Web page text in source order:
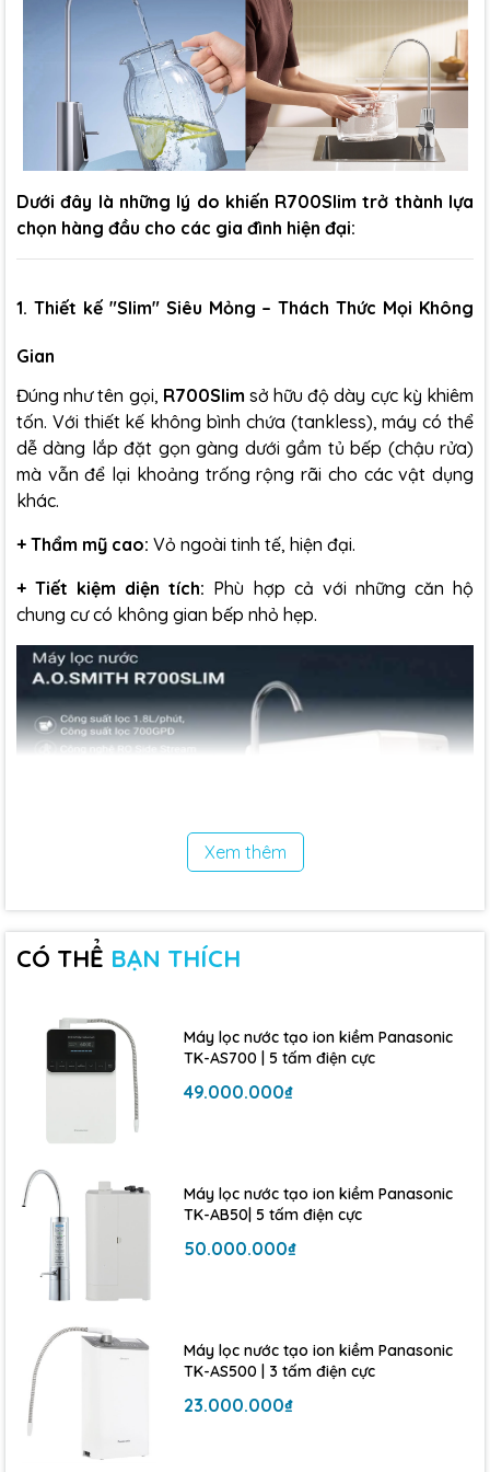
Dưới đây là những lý do khiến R700Slim trở thành lựa
chọn hàng đầu cho các gia đình hiện đại:
1. Thiết kế "Slim" Siêu Mỏng – Thách Thức Mọi Không
Gian
Đúng như tên gọi, R700Slim sở hữu độ dày cực kỳ khiêm
tốn. Với thiết kế không bình chứa (tankless), máy có thể
dễ dàng lắp đặt gọn gàng dưới gầm tủ bếp (chậu rửa)
mà vẫn để lại khoảng trống rộng rãi cho các vật dụng
khác.
+ Thẩm mỹ cao: Vỏ ngoài tinh tế, hiện đại.
+Tiết kiệm diện tích: Phù hợp cả với những căn hộ
chung cư có không gian bếp nhỏ hẹp.
2. Công Nghệ Lọc RO-Side Stream Bản Quyền
Điểm khác biệt lớn nhất của AO Smith chính là màng lọc
Tăng hiệu suất:
Nâng cao tỷ lệ nước tinh khiết thu hồi
(giảm thiểu nước thải đáng kể so với các dòng RO thông
Kéo dài tuổi thọ lõi lọc:
bảo trì và thay thế định kỳ.
An toàn tuyệt đối:
chì, thủy ngân...), vi khuẩn và các tạp chất có hại.
Xem thêm
CÓ THỂ BẠN THÍCH
Máy lọc nước tạo ion kiềm Panasonic
TK-AS700 | 5 tấm điện cực
49.000.000₫
Máy lọc nước tạo ion kiềm Panasonic
TK-AB50| 5 tấm điện cực
50.000.000₫
Máy lọc nước tạo ion kiềm Panasonic
TK-AS500 | 3 tấm điện cực
23.000.000₫